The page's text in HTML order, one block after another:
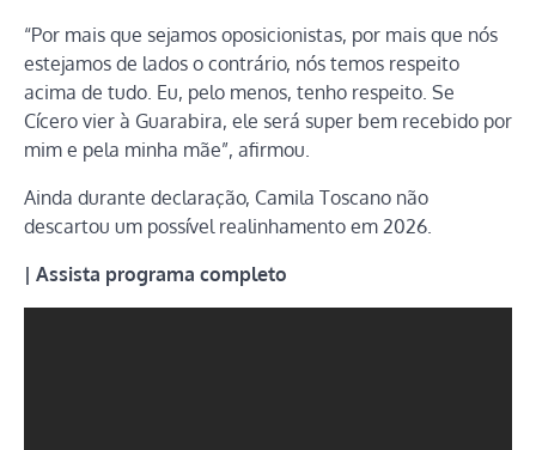
“Por mais que sejamos oposicionistas, por mais que nós
estejamos de lados o contrário, nós temos respeito
acima de tudo. Eu, pelo menos, tenho respeito. Se
Cícero vier à Guarabira, ele será super bem recebido por
mim e pela minha mãe”, afirmou.
Ainda durante declaração, Camila Toscano não
descartou um possível realinhamento em 2026.
| Assista programa completo